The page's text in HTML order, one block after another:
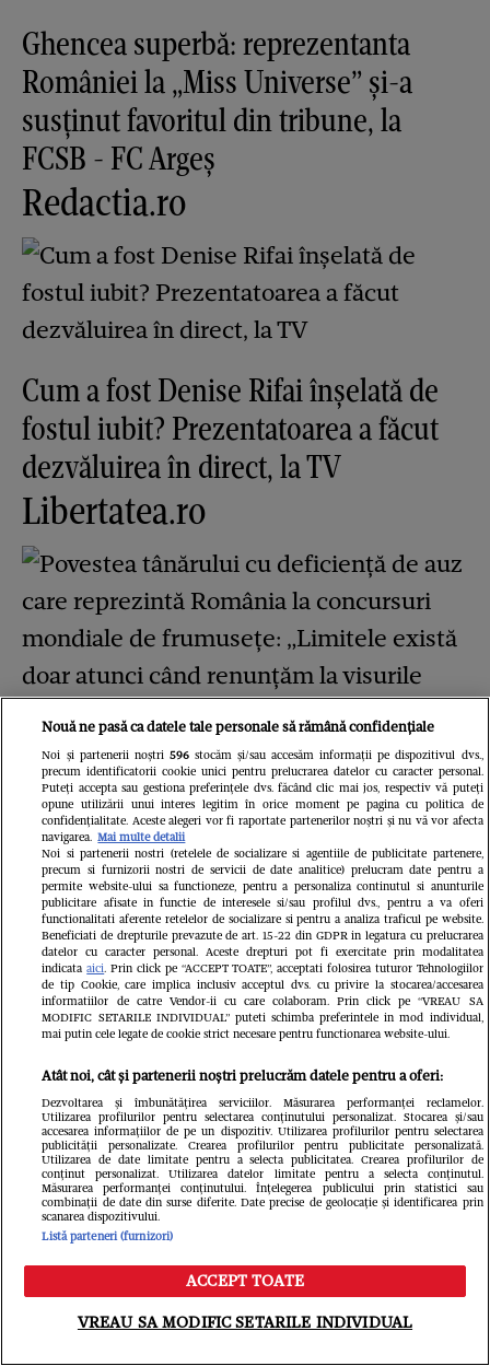
Ghencea superbă: reprezentanta
României la „Miss Universe” și-a
susținut favoritul din tribune, la
FCSB - FC Argeș
Redactia.ro
Cum a fost Denise Rifai înșelată de
fostul iubit? Prezentatoarea a făcut
dezvăluirea în direct, la TV
Libertatea.ro
Povestea tânărului cu deficiență de
auz care reprezintă România la
concursuri mondiale de frumusețe:
„Limitele există doar atunci când
renunțăm la visurile noastre”
Meniu Caută
Nouă ne pasă ca datele tale personale să rămână confidențiale
Noi și partenerii noștri 596stocăm și/sau accesăm informații pe dispozitivul dvs.,
precum identificatorii cookie unici pentru prelucrarea datelor cu caracter personal.
Puteți accepta sau gestiona preferințele dvs. făcând clic mai jos, respectiv vă puteți
opune utilizării unui interes legitim în orice moment pe pagina cu politica de
confidențialitate. Aceste alegeri vor fi raportate partenerilor noștri și nu vă vor afecta
navigarea. Mai multe detalii
Noi si partenerii nostri (retelele de socializare si agentiile de publicitate partenere,
precum si furnizorii nostri de servicii de date analitice) prelucram date pentru a
permite website-ului sa functioneze, pentru a personaliza continutul si anunturile
publicitare afisate in functie de interesele si/sau profilul dvs., pentru a va oferi
functionalitati aferente retelelor de socializare si pentru a analiza traficul pe website.
Beneficiati de drepturile prevazute de art. 15-22 din GDPR in legatura cu prelucrarea
datelor cu caracter personal. Aceste drepturi pot fi exercitate prin modalitatea
indicataaici. Prin click pe “ACCEPT TOATE”, acceptati folosirea tuturor Tehnologiilor
de tip Cookie, care implica inclusiv acceptul dvs. cu privire la stocarea/accesarea
informatiilor de catre Vendor-ii cu care colaboram. Prin click pe “VREAU SA
MODIFIC SETARILE INDIVIDUAL” puteti schimba preferintele in mod individual,
mai putin cele legate de cookie strict necesare pentru functionarea website-ului.
Atât noi, cât și partenerii noștri prelucrăm datele pentru a oferi:
Dezvoltarea și îmbunătățirea serviciilor. Măsurarea performanței reclamelor.
Utilizarea profilurilor pentru selectarea conținutului personalizat. Stocarea și/sau
accesarea informațiilor de pe un dispozitiv. Utilizarea profilurilor pentru selectarea
publicității personalizate. Crearea profilurilor pentru publicitate personalizată.
Utilizarea de date limitate pentru a selecta publicitatea. Crearea profilurilor de
conținut personalizat. Utilizarea datelor limitate pentru a selecta conținutul.
Măsurarea performanței conținutului. Înțelegerea publicului prin statistici sau
combinații de date din surse diferite. Date precise de geolocație și identificarea prin
scanarea dispozitivului.
Listă parteneri (furnizori)
ACCEPT TOATE
VREAU SA MODIFIC SETARILE INDIVIDUAL